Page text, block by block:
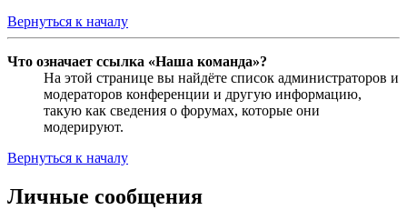
Вернуться к началу
Что означает ссылка «Наша команда»?
На этой странице вы найдёте список администраторов и
модераторов конференции и другую информацию,
такую как сведения о форумах, которые они
модерируют.
Вернуться к началу
Личные сообщения